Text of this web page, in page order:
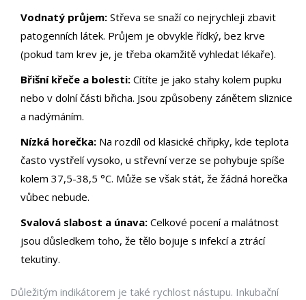
Vodnatý průjem: Střeva se snaží co nejrychleji zbavit
patogenních látek. Průjem je obvykle řídký, bez krve
(pokud tam krev je, je třeba okamžitě vyhledat lékaře).
Břišní křeče a bolesti: Cítíte je jako stahy kolem pupku
nebo v dolní části břicha. Jsou způsobeny zánětem sliznice
a nadýmáním.
Nízká horečka: Na rozdíl od klasické chřipky, kde teplota
často vystřelí vysoko, u střevní verze se pohybuje spíše
kolem 37,5-38,5 °C. Může se však stát, že žádná horečka
vůbec nebude.
Svalová slabost a únava: Celkové pocení a malátnost
jsou důsledkem toho, že tělo bojuje s infekcí a ztrácí
tekutiny.
Důležitým indikátorem je také rychlost nástupu. Inkubační